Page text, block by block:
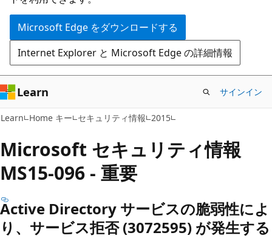
ン
ツ
に
ス
キ
ッ
プ
Microsoft Edge をダウンロードする
Internet Explorer と Microsoft Edge の詳細情報
Learn サインイン
Learn Home キー セキュリティ情報 2015
Microsoft セキュリティ情報
MS15-096 - 重要
Active Directory サービスの脆弱性によ
り、サービス拒否 (3072595) が発生する